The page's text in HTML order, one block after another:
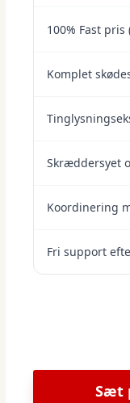
100% Fast
Komplet
Skræddersyet
Koordinering
Fri support
Sæt